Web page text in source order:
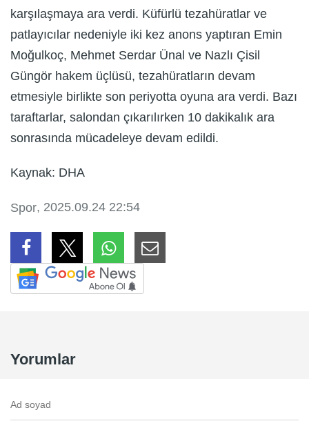
karşılaşmaya ara verdi. Küfürlü tezahüratlar ve
patlayıcılar nedeniyle iki kez anons yaptıran Emin
Moğulkoç, Mehmet Serdar Ünal ve Nazlı Çisil
Güngör hakem üçlüsü, tezahüratların devam
etmesiyle birlikte son periyotta oyuna ara verdi. Bazı
taraftarlar, salondan çıkarılırken 10 dakikalık ara
sonrasında mücadeleye devam edildi.
Kaynak: DHA
Spor, 2025.09.24 22:54
Yorumlar